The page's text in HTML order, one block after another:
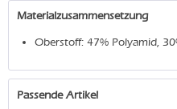
Materialzusammensetzung
Oberstoff: 47% Polyamid,
Passende Artikel